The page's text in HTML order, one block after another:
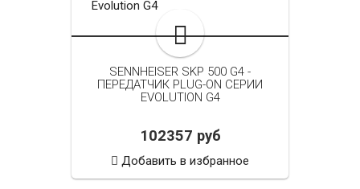
SENNHEISER SKP 500 G4 -
ПЕРЕДАТЧИК PLUG-ON СЕРИИ
EVOLUTION G4
102357 руб
Добавить в избранное